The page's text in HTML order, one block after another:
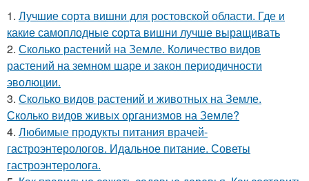
1. Лучшие сорта вишни для ростовской области. Где и
какие самоплодные сорта вишни лучше выращивать
2. Сколько растений на Земле. Количество видов
растений на земном шаре и закон периодичности
эволюции.
3. Сколько видов растений и животных на Земле.
Сколько видов живых организмов на Земле?
4. Любимые продукты питания врачей-
гастроэнтерологов. Идальное питание. Советы
гастроэнтеролога.